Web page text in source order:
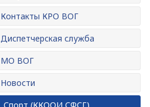
Контакты КРО ВОГ
Диспетчерская служба
МО ВОГ
Новости